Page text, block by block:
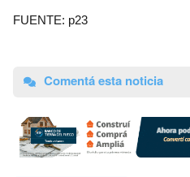
FUENTE: p23
Comentá esta noticia